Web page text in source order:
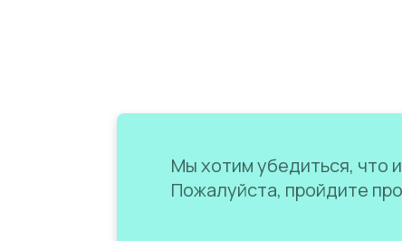
Мы хотим убедиться, что
Пожалуйста, пройдите